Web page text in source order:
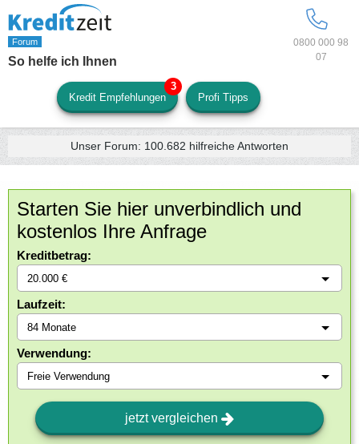
0800 000 98
07
So helfe ich Ihnen
Kredit Empfehlungen Profi Tipps
Unser Forum: 100.682 hilfreiche Antworten
Starten Sie hier unverbindlich und
kostenlos Ihre Anfrage
Kreditbetrag:
Laufzeit:
Verwendung:
jetzt vergleichen